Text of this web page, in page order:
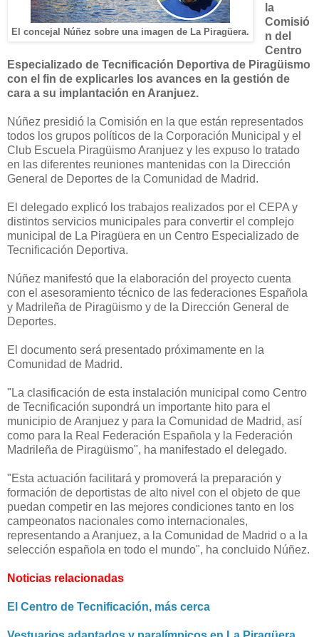
El concejal Núñez sobre una imagen de La Piragüera.
la
Comisió
n del
Centro
Especializado de Tecnificación Deportiva de Piragüismo
con el fin de explicarles los avances en la gestión de
cara a su implantación en Aranjuez.
Núñez presidió la Comisión en la que están representados
todos los grupos políticos de la Corporación Municipal y el
Club Escuela Piragüismo Aranjuez y les expuso lo tratado
en las diferentes reuniones mantenidas con la Dirección
General de Deportes de la Comunidad de Madrid.
El delegado explicó los trabajos realizados por el CEPA y
distintos servicios municipales para convertir el complejo
municipal de La Piragüera en un Centro Especializado de
Tecnificación Deportiva.
Núñez manifestó que la elaboración del proyecto cuenta
con el asesoramiento técnico de las federaciones Española
y Madrileña de Piragüismo y de la Dirección General de
Deportes.
El documento será presentado próximamente en la
Comunidad de Madrid.
"La clasificación de esta instalación municipal como Centro
de Tecnificación supondrá un importante hito para el
municipio de Aranjuez y para la Comunidad de Madrid, así
como para la Real Federación Española y la Federación
Madrileña de Piragüismo", ha manifestado el delegado.
"Esta actuación facilitará y promoverá la preparación y
formación de deportistas de alto nivel con el objeto de que
puedan competir en las mejores condiciones tanto en los
campeonatos nacionales como internacionales,
representando a Aranjuez, a la Comunidad de Madrid o a la
selección española en todo el mundo", ha concluido Núñez.
Noticias relacionadas
El Centro de Tecnificación, más cerca